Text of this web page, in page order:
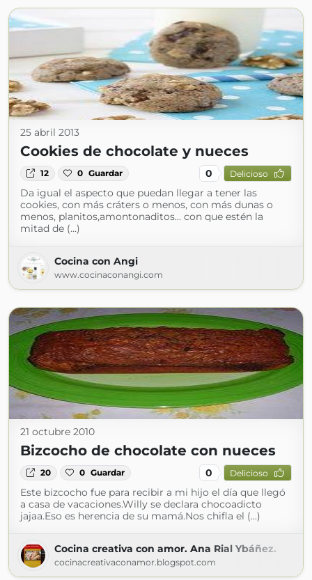
25 abril 2013
Cookies de chocolate y nueces
12 0 Guardar 0 Delicioso
Da igual el aspecto que puedan llegar a tener las
cookies, con más cráters o menos, con más dunas o
menos, planitos,amontonaditos... con que estén la
mitad de (...)
Cocina con Angi
www.cocinaconangi.com
21 octubre 2010
Bizcocho de chocolate con nueces
20 0 Guardar 0 Delicioso
Este bizcocho fue para recibir a mi hijo el día que llegó
a casa de vacaciones.Willy se declara chocoadicto
jajaa.Eso es herencia de su mamá.Nos chifla el (...)
Cocina creativa con amor. Ana Rial Ybáñez.
cocinacreativaconamor.blogspot.com